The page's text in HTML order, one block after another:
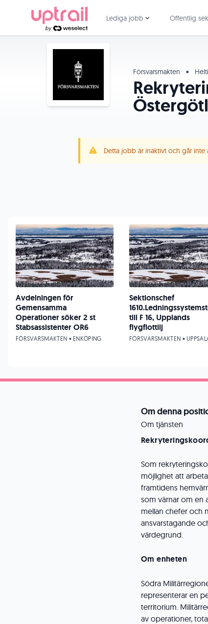
Lediga jobb Offentlig
Försvarsmakten •
Detta jobb är inaktivt och går inte
Om denna
Om tjänsten
Som
möjlighet att
framtidens
som värnar om en
mellan chefer och
ansvarstagande
värdegrund.
Om enheten
Södra
representerar en
territorium.
av operationer,
Avdelningen för
Gemensamma
Operationer söker 2 st
Stabsassistenter OR6
FÖRSVARSMAKTEN • ENKÖPING
Sektionschef
till F 16, Upplands
flygflottilj
FÖRSVARSMAKTEN •